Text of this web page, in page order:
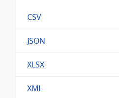
CSV
JSON
XLSX
XML